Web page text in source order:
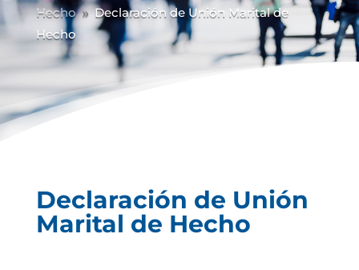
Hecho 9 Declaración de Unión Marital de
Hecho
Declaración de Unión
Marital de Hecho